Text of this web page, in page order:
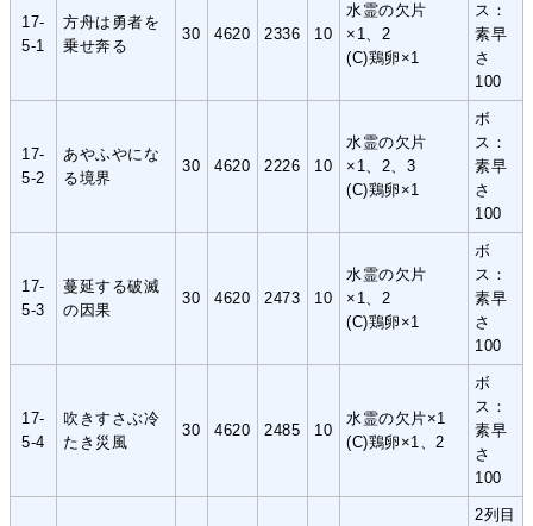
17-
5-1
方舟は勇者を
乗せ奔る
30 4620 2336 10
水霊の欠片
×1、2
(C)鶏卵×1
ス：
素早
さ
100
17-
5-2
あやふやにな
る境界
30 4620 2226 10
水霊の欠片
×1、2、3
(C)鶏卵×1
ボ
ス：
素早
さ
100
17-
5-3
蔓延する破滅
の因果
30 4620 2473 10
水霊の欠片
×1、2
(C)鶏卵×1
ボ
ス：
素早
さ
100
17-
5-4
吹きすさぶ冷
たき災風
30 4620 2485 10
水霊の欠片×1
(C)鶏卵×1、2
ボ
ス：
素早
さ
100
2列目